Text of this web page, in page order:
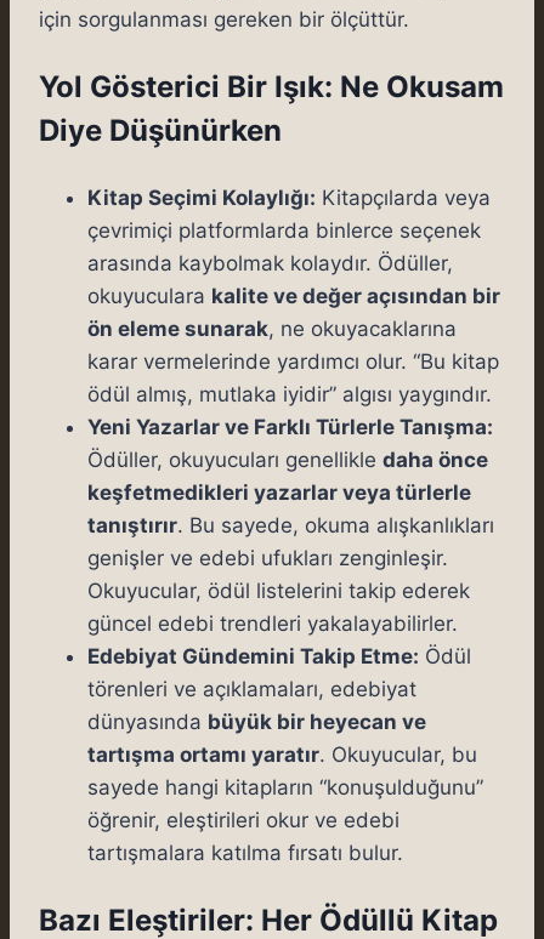
için sorgulanması gereken bir ölçüttür.
Yol Gösterici Bir Işık: Ne Okusam
Diye Düşünürken
Kitap Seçimi Kolaylığı: Kitapçılarda veya
çevrimiçi platformlarda binlerce seçenek
arasında kaybolmak kolaydır. Ödüller,
okuyuculara kalite ve değer açısından bir
ön eleme sunarak, ne okuyacaklarına
karar vermelerinde yardımcı olur. “Bu kitap
ödül almış, mutlaka iyidir” algısı yaygındır.
Yeni Yazarlar ve Farklı Türlerle Tanışma:
Ödüller, okuyucuları genellikle daha önce
keşfetmedikleri yazarlar veya türlerle
tanıştırır. Bu sayede, okuma alışkanlıkları
genişler ve edebi ufukları zenginleşir.
Okuyucular, ödül listelerini takip ederek
güncel edebi trendleri yakalayabilirler.
Edebiyat Gündemini Takip Etme: Ödül
törenleri ve açıklamaları, edebiyat
dünyasında büyük bir heyecan ve
tartışma ortamı yaratır. Okuyucular, bu
sayede hangi kitapların “konuşulduğunu”
öğrenir, eleştirileri okur ve edebi
tartışmalara katılma fırsatı bulur.
Bazı Eleştiriler: Her Ödüllü Kitap